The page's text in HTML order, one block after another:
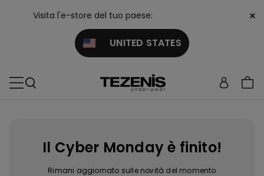
Il Cyber Monday è finito!
Rimani aggiornato sulle novità del momento
Visita l'e-store del tuo paese:
UNITED STATES
×